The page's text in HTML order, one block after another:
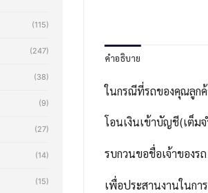
(115)
(247)
(38)
(9)
(27)
(14)
(15)
คำอธิบาย
ในกรณีที่รถของคุณลูก
โอนเงินเข้าบัญชี(เต็ม
รบกวนขอชื่อเจ้าของร
เพื่อประสานงานในกา